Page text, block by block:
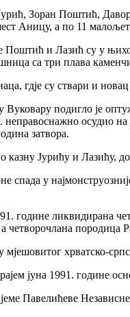
Зоран Поштић,
Аницу, а по 11
и Лазић су у
са три плава
гдје су ствари и
подигло је
неправоснажно
затвора.
казну Јурићу и Лазићу,
спада у
године ликвидирана
породица
хрватско-
јуна 1991. године
Павелићеве